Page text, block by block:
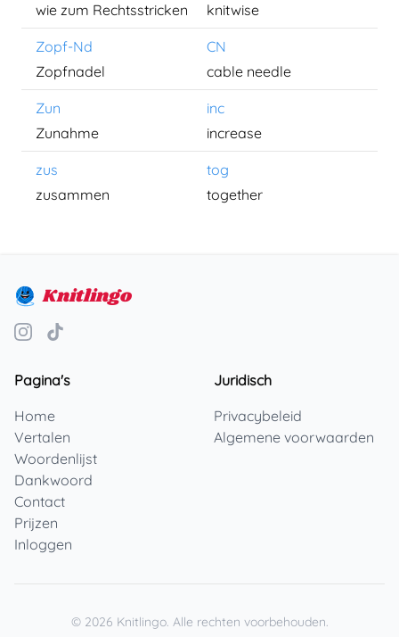
wie zum Rechtsstricken
knitwise
Zopf-Nd
CN
Zopfnadel
cable needle
Zun
inc
Zunahme
increase
zus
tog
zusammen
together
Knitlingo
Pagina's
Home
Vertalen
Woordenlijst
Dankwoord
Contact
Prijzen
Inloggen
Juridisch
Privacybeleid
Algemene voorwaarden
© 2026 Knitlingo. Alle rechten voorbehouden.